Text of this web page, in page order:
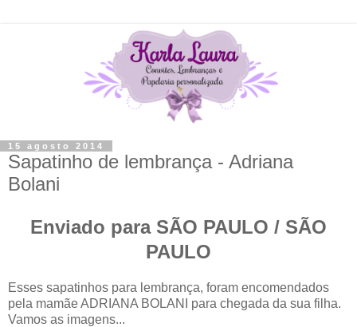
15 agosto 2014
Sapatinho de lembrança - Adriana
Bolani
Enviado para SÃO PAULO / SÃO
PAULO
Esses sapatinhos para lembrança, foram encomendados
pela mamãe ADRIANA BOLANI para chegada da sua filha.
Vamos as imagens...